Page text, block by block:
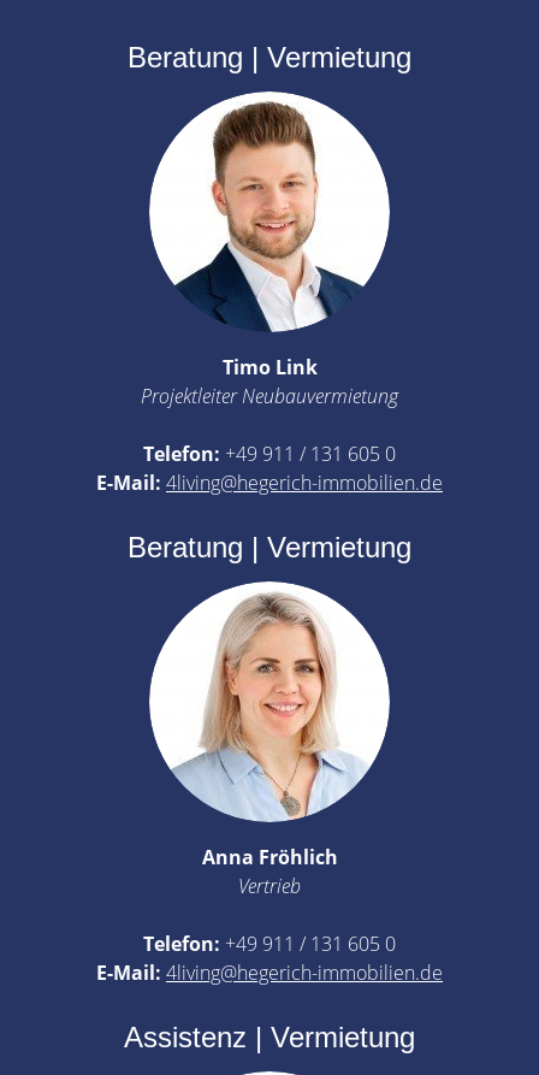
Beratung | Vermietung
Timo Link
Projektleiter Neubauvermietung
Telefon: +49 911 / 131 605 0
E-Mail: 4living@hegerich-immobilien.de
Beratung | Vermietung
Anna Fröhlich
Vertrieb
Telefon: +49 911 / 131 605 0
E-Mail: 4living@hegerich-immobilien.de
Assistenz | Vermietung